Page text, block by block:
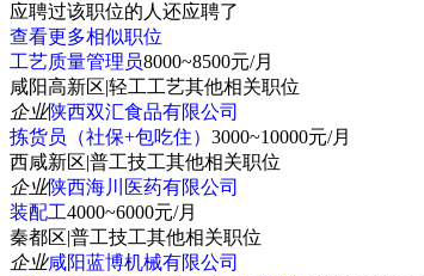
应聘过该职位的人还应聘了
查看更多相似职位
工艺质量管理员8000~8500元/月
咸阳高新区|轻工工艺其他相关职位
企业陕西双汇食品有限公司
拣货员（社保+包吃住） 3000~10000元/月
西咸新区|普工技工其他相关职位
企业陕西海川医药有限公司
装配工4000~6000元/月
秦都区|普工技工其他相关职位
企业咸阳蓝博机械有限公司